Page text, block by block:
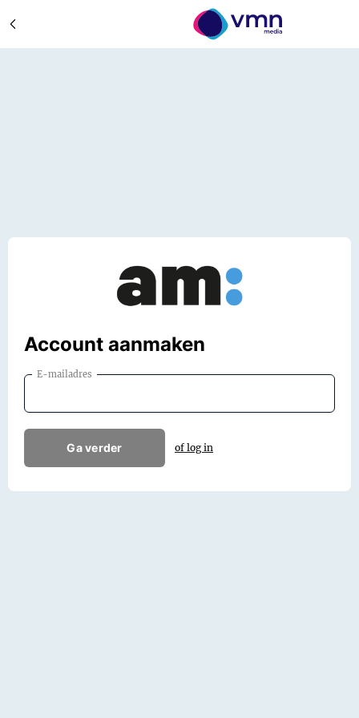
Account aanmaken
E-mailadres
Ga verder of log in